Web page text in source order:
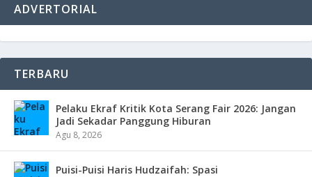
ADVERTORIAL
TERBARU
Pelaku Ekraf Kritik Kota Serang Fair 2026: Jangan
Jadi Sekadar Panggung Hiburan
Agu 8, 2026
Puisi-Puisi Haris Hudzaifah: Spasi